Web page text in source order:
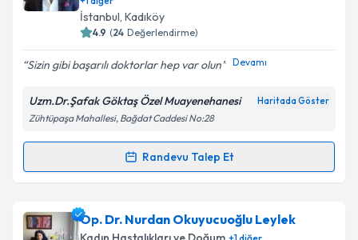
E-posta Adresiniz
Kişisel verilerimin işlenmesine ilişkin
Aydınlatma
Metni'ni okudum ve kişisel verilerimin belirtilen
İstanbul, Kadıköy
4.9 (24 Değerlendirme)
Sizin gibi başarılı doktorlar hep var olun Devamı
Uzm.Dr.Şafak Göktaş Özel Muayenehanesi Haritada Göster
Zühtüpaşa Mahallesi, Bağdat Caddesi No:28
Randevu Talep Et
Randevu Takvimi Talebi
Uzm. Dr. Şafak Göktaşiçin randevu takvimi talebi
oluşturun. Size bu uzmandan randevu almanız için bir
Op. Dr. Nurdan Okuyucuoğlu Leylek